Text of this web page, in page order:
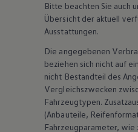
Bitte beachten Sie auch
Übersicht der aktuell
Ausstattungen.
Die angegebenen
beziehen sich nicht auf
nicht Bestandteil des
Vergleichszwecken
Fahrzeugtypen.
(Anbauteile,
Fahrzeugparameter, wie